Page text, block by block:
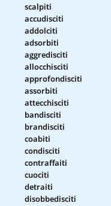
scalpiti
accudisciti
addolciti
adsorbiti
aggredisciti
allocchisciti
approfondisciti
assorbiti
attecchisciti
bandisciti
brandisciti
coabiti
condisciti
contraffaiti
cuociti
detraiti
disobbedisciti